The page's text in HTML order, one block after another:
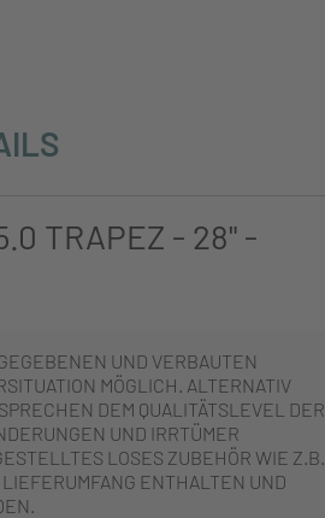
TRAPEZ - 28" -
UND VERBAUTEN
MÖGLICH. ALTERNATIV
DEM QUALITÄTSLEVEL DER
UND IRRTÜMER
LOSES ZUBEHÖR WIE Z.B.
ENTHALTEN UND